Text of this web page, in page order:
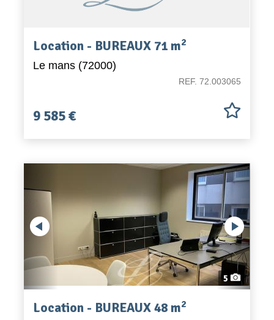
Location - BUREAUX 71 m2
Le mans (72000)
REF. 72.003065
9 585 €
5
Location - BUREAUX 48 m2